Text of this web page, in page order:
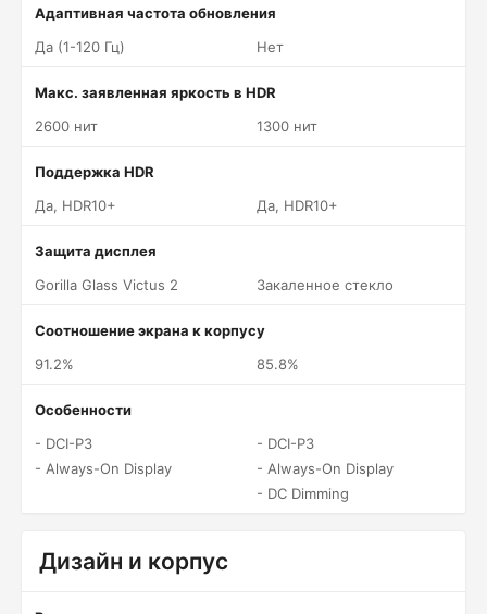
Адаптивная частота обновления
Да (1-120 Гц)
Нет
Макс. заявленная яркость в HDR
2600 нит
1300 нит
Поддержка HDR
Да, HDR10+
Да, HDR10+
Защита дисплея
Gorilla Glass Victus 2
Закаленное стекло
Соотношение экрана к корпусу
91.2%
85.8%
Особенности
- DCI-P3
- Always-On Display
- DCI-P3
- Always-On Display
- DC Dimming
Дизайн и корпус